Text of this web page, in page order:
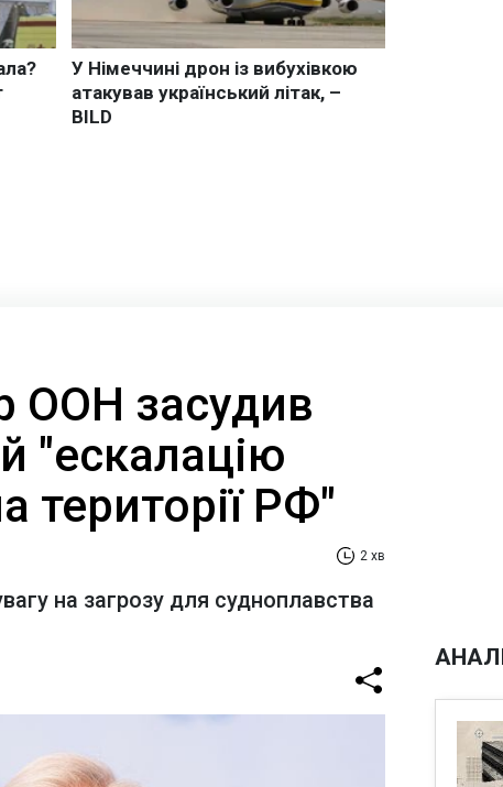
ООН засудив
"ескалацію
території РФ"
2 хв
на загрозу для судноплавства